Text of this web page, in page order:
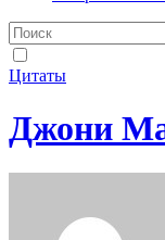
Цитаты
Джони